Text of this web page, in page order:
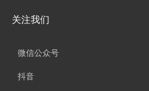
关注我们
微信公众号
抖音